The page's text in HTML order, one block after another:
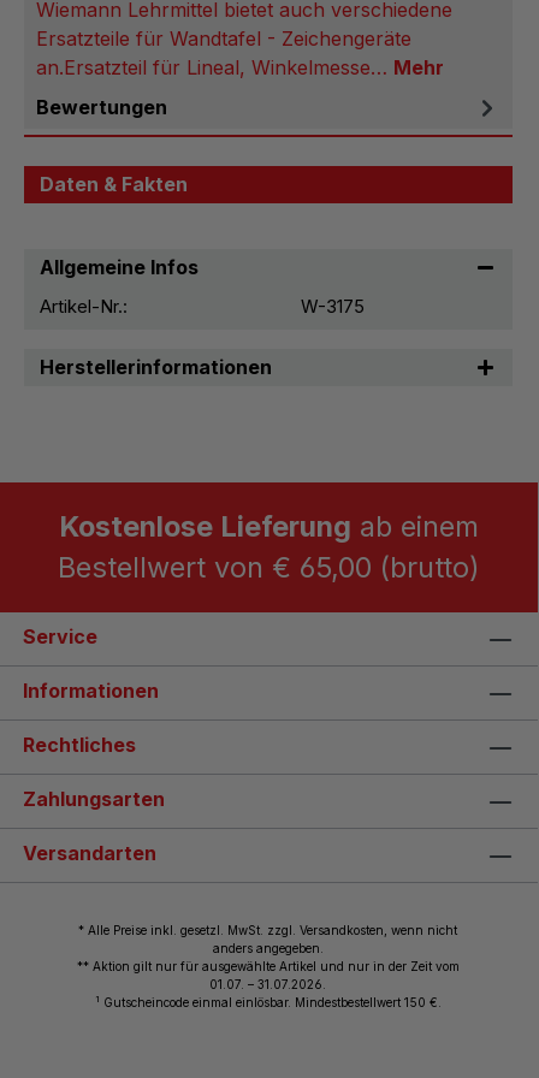
Wiemann Lehrmittel bietet auch verschiedene
Ersatzteile für Wandtafel - Zeichengeräte
an. Ersatzteil für Lineal, Winkelmesse… Mehr
Bewertungen
Daten & Fakten
Allgemeine Infos
Artikel-Nr.: W-3175
Herstellerinformationen
Kostenlose Lieferung ab einem
Bestellwert von € 65,00 (brutto)
Service
Informationen
Rechtliches
Zahlungsarten
Versandarten
* Alle Preise inkl. gesetzl. MwSt. zzgl. Versandkosten, wenn nicht
anders angegeben.
** Aktion gilt nur für ausgewählte Artikel und nur in der Zeit vom
01.07. – 31.07.2026.
1 Gutscheincode einmal einlösbar. Mindestbestellwert 150 €.